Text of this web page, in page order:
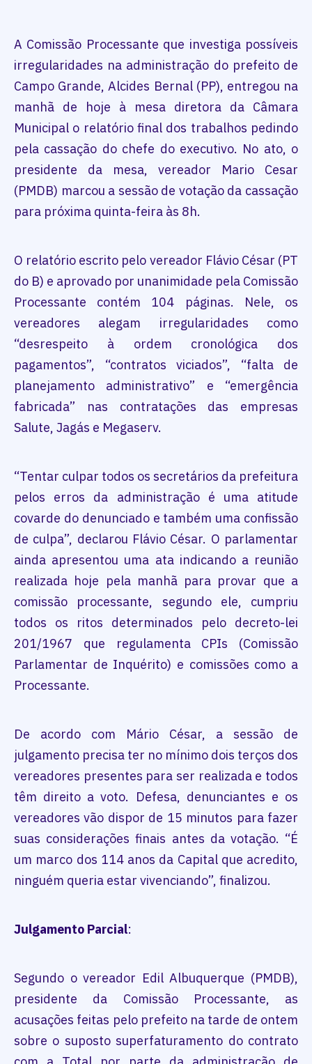
A Comissão Processante que investiga possíveis
irregularidades na administração do prefeito de
Campo Grande, Alcides Bernal (PP), entregou na
manhã de hoje à mesa diretora da Câmara
Municipal o relatório final dos trabalhos pedindo
pela cassação do chefe do executivo. No ato, o
presidente da mesa, vereador Mario Cesar
(PMDB) marcou a sessão de votação da cassação
para próxima quinta-feira às 8h.
O relatório escrito pelo vereador Flávio César (PT
do B) e aprovado por unanimidade pela Comissão
Processante contém 104 páginas. Nele, os
vereadores alegam irregularidades como
“desrespeito à ordem cronológica dos
pagamentos”, “contratos viciados”, “falta de
planejamento administrativo” e “emergência
fabricada” nas contratações das empresas
Salute, Jagás e Megaserv.
“Tentar culpar todos os secretários da prefeitura
pelos erros da administração é uma atitude
covarde do denunciado e também uma confissão
de culpa”, declarou Flávio César. O parlamentar
ainda apresentou uma ata indicando a reunião
realizada hoje pela manhã para provar que a
comissão processante, segundo ele, cumpriu
todos os ritos determinados pelo decreto-lei
201/1967 que regulamenta CPIs (Comissão
Parlamentar de Inquérito) e comissões como a
Processante.
De acordo com Mário César, a sessão de
julgamento precisa ter no mínimo dois terços dos
vereadores presentes para ser realizada e todos
têm direito a voto. Defesa, denunciantes e os
vereadores vão dispor de 15 minutos para fazer
suas considerações finais antes da votação. “É
um marco dos 114 anos da Capital que acredito,
ninguém queria estar vivenciando”, finalizou.
Julgamento Parcial:
Segundo o vereador Edil Albuquerque (PMDB),
presidente da Comissão Processante, as
acusações feitas pelo prefeito na tarde de ontem
sobre o suposto superfaturamento do contrato